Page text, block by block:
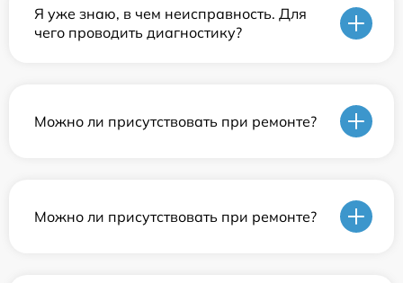
Я уже знаю, в чем неисправность. Для
чего проводить диагностику?
Можно ли присутствовать при ремонте?
Можно ли присутствовать при ремонте?